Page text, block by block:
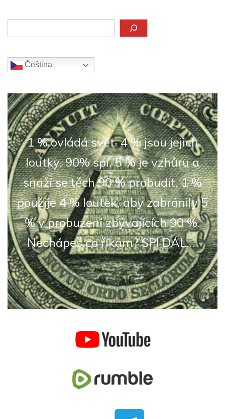
Čeština‎
1 % ovládá svět. 4 % jsou jejich
loutky. 90% spí. 5 % je vzhůru a
snaží se těch 90 % probudit. 1 %
použije 4 % loutek, aby zabránily 5
% v probuzení zbývajících 90 %.
Nechápeš co říkám? SPI DÁL...